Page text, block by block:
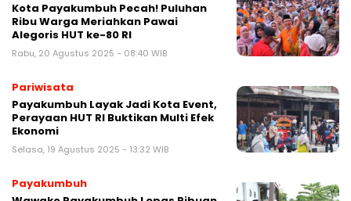
Kota Payakumbuh Pecah! Puluhan
Ribu Warga Meriahkan Pawai
Alegoris HUT ke-80 RI
Rabu, 20 Agustus 2025 - 08:40 WIB
Pariwisata
Payakumbuh Layak Jadi Kota Event,
Perayaan HUT RI Buktikan Multi Efek
Ekonomi
Selasa, 19 Agustus 2025 - 13:32 WIB
Payakumbuh